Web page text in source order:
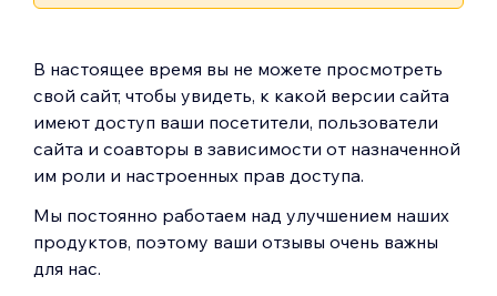
В настоящее время вы не можете просмотреть
свой сайт, чтобы увидеть, к какой версии сайта
имеют доступ ваши посетители, пользователи
сайта и соавторы в зависимости от назначенной
им роли и настроенных прав доступа.
Мы постоянно работаем над улучшением наших
продуктов, поэтому ваши отзывы очень важны
для нас.